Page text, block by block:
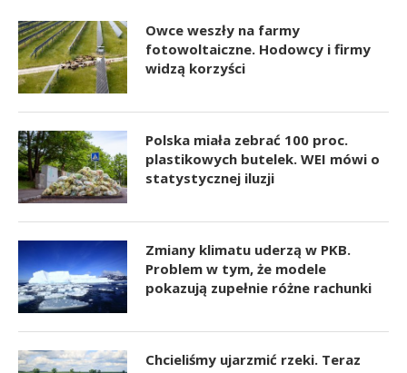
Owce weszły na farmy
fotowoltaiczne. Hodowcy i firmy
widzą korzyści
Polska miała zebrać 100 proc.
plastikowych butelek. WEI mówi o
statystycznej iluzji
Zmiany klimatu uderzą w PKB.
Problem w tym, że modele
pokazują zupełnie różne rachunki
Chcieliśmy ujarzmić rzeki. Teraz